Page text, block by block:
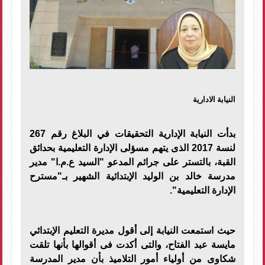
النيابة الادارية
بدأت النيابة الإدارية التحقيقات في البلاغ رقم 267
لنسة 2017 الذى يتهم مسؤلى الإدارة التعليمية بحدائق
القبة، بالتستر على جرائم المدعو "السيد ع.م.ا" مدير
مدرسة خالد بن الوليد الإبتدائية الشهير بـ"مسترح
الإدارة التعليمية".
حيث استمعت النيابة إلى أقول مديرة التعليم الإبتدائي
مايسة عبد الفتاح، والتى أكدت فى أقوالها بأنها تلقت
شكاوى من أولياء أمور التلاميذ بأن مدير المدرسة